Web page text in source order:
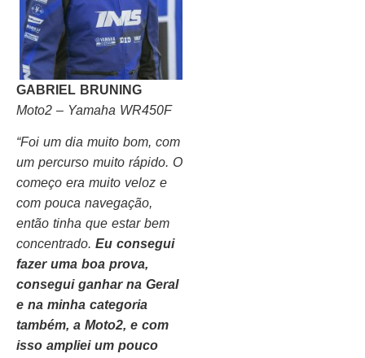
GABRIEL BRUNING
Moto2 – Yamaha WR450F
“Foi um dia muito bom, com
um percurso muito rápido. O
começo era muito veloz e
com pouca navegação,
então tinha que estar bem
concentrado. Eu consegui
fazer uma boa prova,
consegui ganhar na Geral
e na minha categoria
também, a Moto2, e com
isso ampliei um pouco